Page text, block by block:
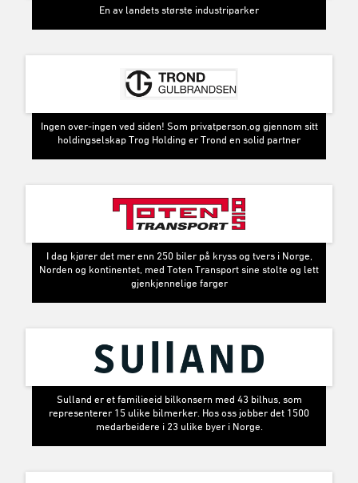
En av landets største industriparker
Ingen over-ingen ved siden! Som privatperson,og gjennom sitt
holdingselskap Trog Holding er Trond en solid partner
I dag kjører det mer enn 250 biler på kryss og tvers i Norge,
Norden og kontinentet, med Toten Transport sine stolte og lett
gjenkjennelige farger
Sulland er et familieeid bilkonsern med 43 bilhus, som
representerer 15 ulike bilmerker. Hos oss jobber det 1500
medarbeidere i 23 ulike byer i Norge.